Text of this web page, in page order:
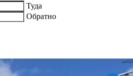
Туда
Обратно